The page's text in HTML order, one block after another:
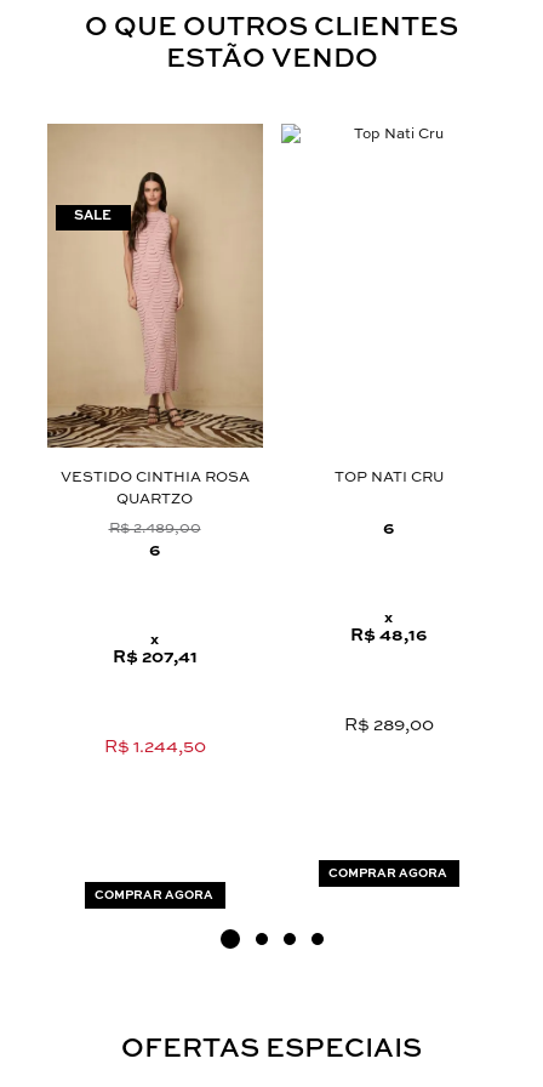
O QUE OUTROS CLIENTES
ESTÃO VENDO
VESTIDO CINTHIA ROSA
QUARTZO
R$ 2.489,00
6
x
R$ 207,41
R$ 1.244,50
COMPRAR AGORA
TOP NATI CRU
6
x
R$ 48,16
R$ 289,00
COMPRAR AGORA
OFERTAS ESPECIAIS